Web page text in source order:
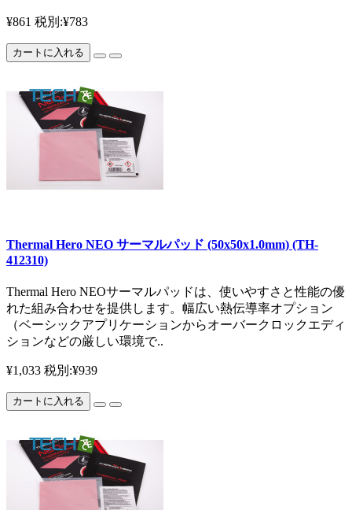
¥861 税別:¥783
カートに入れる
Thermal Hero NEO サーマルパッド (50x50x1.0mm) (TH-
412310)
Thermal Hero NEOサーマルパッドは、使いやすさと性能の優
れた組み合わせを提供します。幅広い熱伝導率オプション
（ベーシックアプリケーションからオーバークロックエディ
ションなどの厳しい環境で..
¥1,033 税別:¥939
カートに入れる